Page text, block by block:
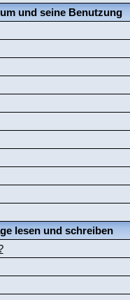
und seine Benutzung
lesen und schreiben